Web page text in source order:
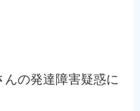
の発達障害疑惑に